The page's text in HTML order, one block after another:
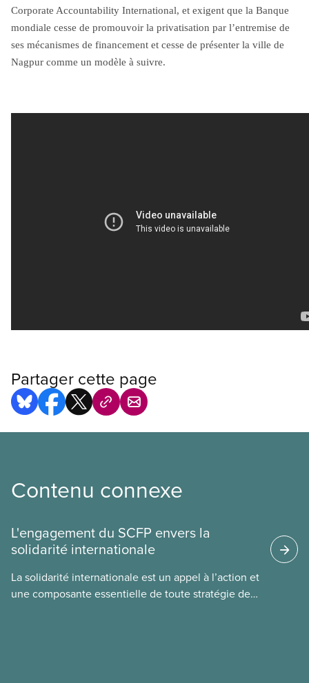
Corporate Accountability International, et exigent que la Banque
mondiale cesse de promouvoir la privatisation par l’entremise de
ses mécanismes de financement et cesse de présenter la ville de
Nagpur comme un modèle à suivre.
Partager cette page
Contenu connexe
L'engagement du SCFP envers la
solidarité internationale
La solidarité internationale est un appel à l’action et
une composante essentielle de toute stratégie de